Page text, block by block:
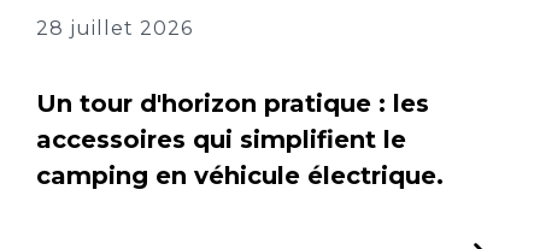
28 juillet 2026
Un tour d'horizon pratique : les
accessoires qui simplifient le
camping en véhicule électrique.